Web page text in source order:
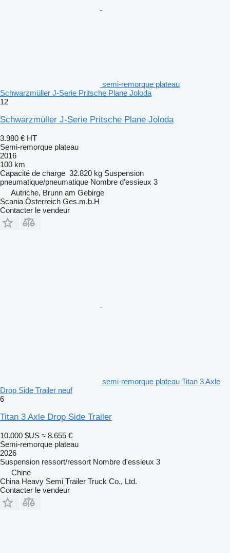
semi-remorque plateau
Schwarzmüller J-Serie Pritsche Plane Joloda
12
Schwarzmüller J-Serie Pritsche Plane Joloda
3.980 € HT
Semi-remorque plateau
2016
100 km
Capacité de charge 32.820 kg Suspension
pneumatique/pneumatique Nombre d'essieux 3
Autriche, Brunn am Gebirge
Scania Österreich Ges.m.b.H
Contacter le vendeur
semi-remorque plateau Titan 3 Axle
Drop Side Trailer neuf
6
Titan 3 Axle Drop Side Trailer
10.000 $US ≈ 8.655 €
Semi-remorque plateau
2026
Suspension ressort/ressort Nombre d'essieux 3
Chine
China Heavy Semi Trailer Truck Co., Ltd.
Contacter le vendeur